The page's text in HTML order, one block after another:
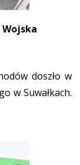
doszło w
w Suwałkach.